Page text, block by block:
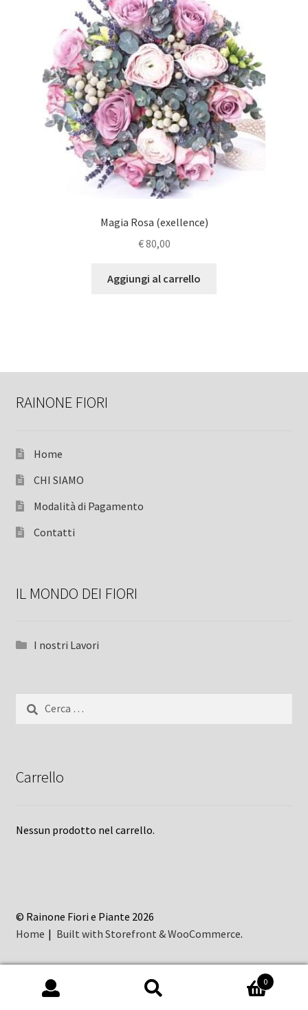
Magia Rosa (exellence)
€80,00
Aggiungi al carrello
RAINONE FIORI
Home
CHI SIAMO
Modalità di Pagamento
Contatti
IL MONDO DEI FIORI
I nostri Lavori
Ricerca
Carrello
Nessun prodotto nel carrello.
© Rainone Fiori e Piante 2026
Home
Built with Storefront & WooCommerce.
0